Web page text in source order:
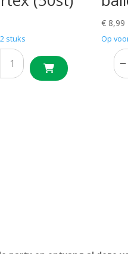
stuks
+ +
€ 8,99
Op
−